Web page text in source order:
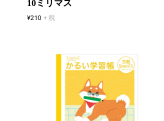
10ミリマス
¥210 + 税